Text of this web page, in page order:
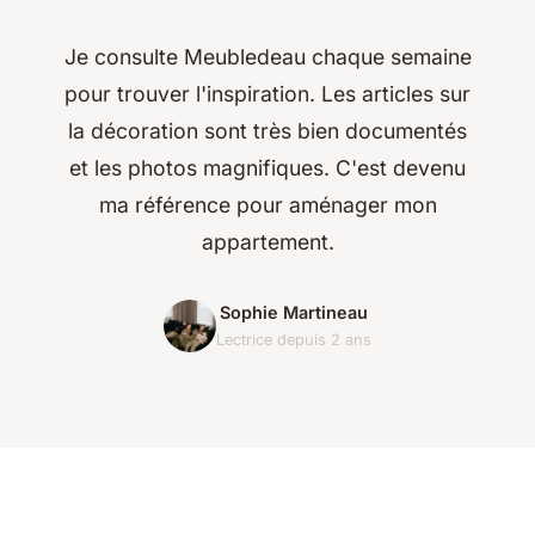
Je consulte Meubledeau chaque semaine
pour trouver l'inspiration. Les articles sur
la décoration sont très bien documentés
et les photos magnifiques. C'est devenu
ma référence pour aménager mon
appartement.
Sophie Martineau
Lectrice depuis 2 ans